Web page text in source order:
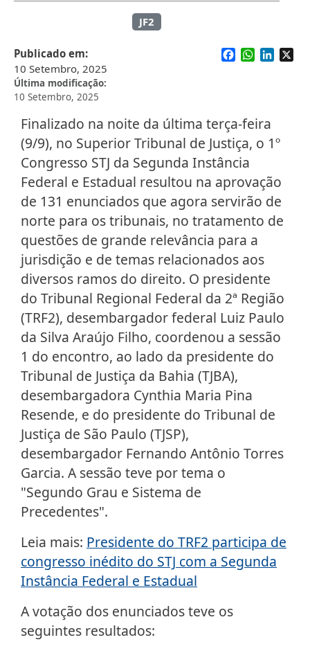
JF2
Publicado em
10 Setembro, 2025
Última modificação
10 Setembro, 2025
Facebook
WhatsApp
Finalizado na noite da última terça-feira
(9/9), no Superior Tribunal de Justiça, o 1º
Congresso STJ da Segunda Instância
Federal e Estadual resultou na aprovação
de 131 enunciados que agora servirão de
norte para os tribunais, no tratamento de
questões de grande relevância para a
jurisdição e de temas relacionados aos
diversos ramos do direito. O presidente
do Tribunal Regional Federal da 2ª Região
(TRF2), desembargador federal Luiz Paulo
da Silva Araújo Filho, coordenou a sessão
1 do encontro, ao lado da presidente do
Tribunal de Justiça da Bahia (TJBA),
desembargadora Cynthia Maria Pina
Resende, e do presidente do Tribunal de
Justiça de São Paulo (TJSP),
desembargador Fernando Antônio Torres
Garcia. A sessão teve por tema o
"Segundo Grau e Sistema de
Precedentes".
Leia mais: Presidente do TRF2 participa de
congresso inédito do STJ com a Segunda
Instância Federal e Estadual
A votação dos enunciados teve os
seguintes resultados: